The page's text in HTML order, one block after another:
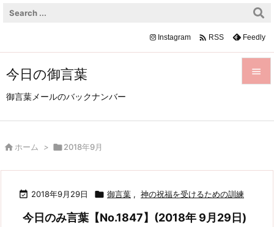
今日の御言葉
御言葉メールのバックナンバー

前へ
Instagram  RSS Feedly
 ホーム > 2018年9月
 2018年9月29日  御言葉 , 神の祝福を受けるための訓練
今日のみ言葉【No.1847】(2018年 9月29日)